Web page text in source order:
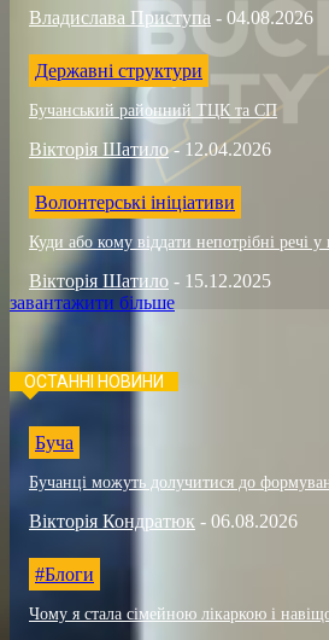
Владислава Приступа - 04.08.2026
Державні структури
Бучанський районний ТЦК та СП
Вікторія Шатило - 12.04.2026
Волонтерські ініціативи
Куди або кому віддати непотрібні речі у
Вікторія Шатило - 15.12.2025
завантажити більше
ОСТАННІ НОВИНИ
Буча
Бучанці можуть долучитися до
Вікторія Кондратюк - 06.08.2026
#Блоги
Чому я стала сімейною лікаркою і